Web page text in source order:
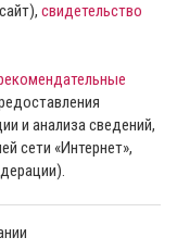
свидетельство
и анализа сведений,
сети «Интернет»,